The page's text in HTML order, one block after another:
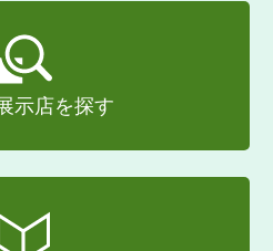
示店を探す